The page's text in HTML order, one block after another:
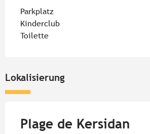
Parkplatz
Kinderclub
Toilette
Lokalisierung
Plage de Kersidan